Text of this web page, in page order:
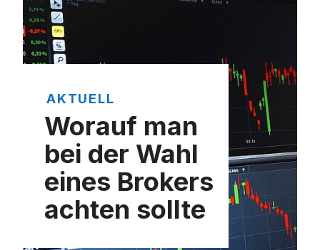
AKTUELL
Worauf man
bei der Wahl
eines Brokers
achten sollte